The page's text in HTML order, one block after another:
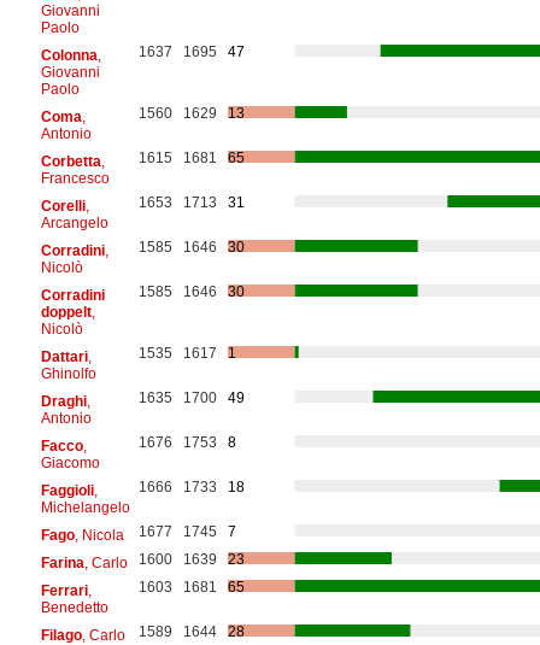
Giovanni
Paolo
Colonna
Giovanni
Paolo
1637 1695 47
Coma
Antonio
1560 1629 13
Corbetta
Francesco
1615 1681 65
Corelli,
Arcangelo
1653 1713 31
Corradini,
Nicolò
1585 1646 30
Corradini
doppelt,
Nicolò
1585 1646 30
Dattari,
Ghinolfo
1535 1617 1
Draghi,
Antonio
1635 1700 49
Facco,
Giacomo
1676 1753 8
Faggioli,
Michelangelo
1666 1733 18
Fago, Nicola 1677 1745
7
Farina , Carlo 1600 1639
23
Ferrari,
Benedetto
1603 1681 65
Filago, Carlo 1589 1644
28